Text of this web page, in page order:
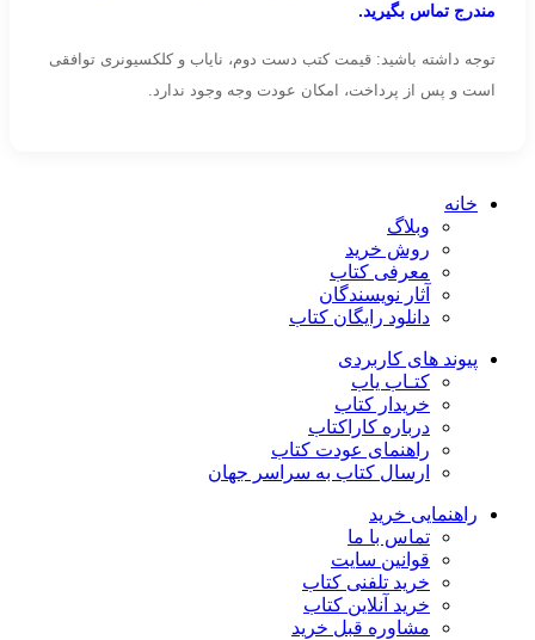
مندرج تماس بگیرید.
توجه داشته باشید: قیمت کتب دست دوم، نایاب و کلکسیونری توافقی
است و پس از پرداخت، امکان عودت وجه وجود ندارد.
خانه
وبلاگ
روش خرید
معرفی کتاب
آثار نویسندگان
دانلود رایگان کتاب
پیوند های کاربردی
کتـاب یاب
خریدار کتاب
درباره کاراکتاب
راهنمای عودت کتاب
ارسال کتاب به سراسر جهان
راهنمایی خرید
تماس با ما
قوانین سایت
خرید تلفنی کتاب
خرید آنلاین کتاب
مشاوره قبل خرید